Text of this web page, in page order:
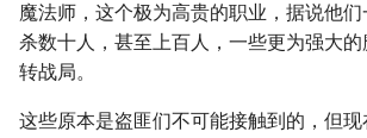
魔法师，这个极为高贵的职业，据说他
杀数十人，甚至上百人，一些更为强大
转战局。
这些原本是盗匪们不可能接触到的，但